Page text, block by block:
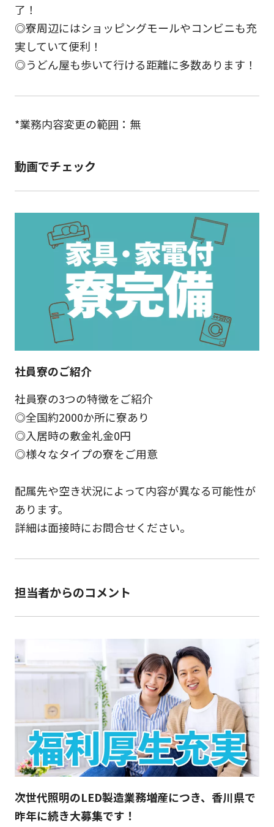
了！
◎寮周辺にはショッピングモールやコンビニも充
実していて便利！
◎うどん屋も歩いて行ける距離に多数あります！
*業務内容変更の範囲：無
動画でチェック
社員寮のご紹介
社員寮の3つの特徴をご紹介
◎全国約2000か所に寮あり
◎入居時の敷金礼金0円
◎様々なタイプの寮をご用意
配属先や空き状況によって内容が異なる可能性が
あります。
詳細は面接時にお問合せください。
担当者からのコメント
次世代照明のLED製造業務増産につき、香川県で
昨年に続き大募集です！